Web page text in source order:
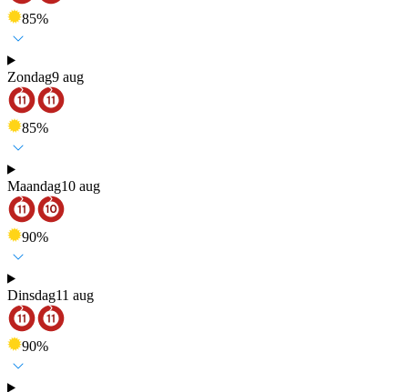
85%
Zondag9 aug
85%
Maandag10 aug
90%
Dinsdag11 aug
90%